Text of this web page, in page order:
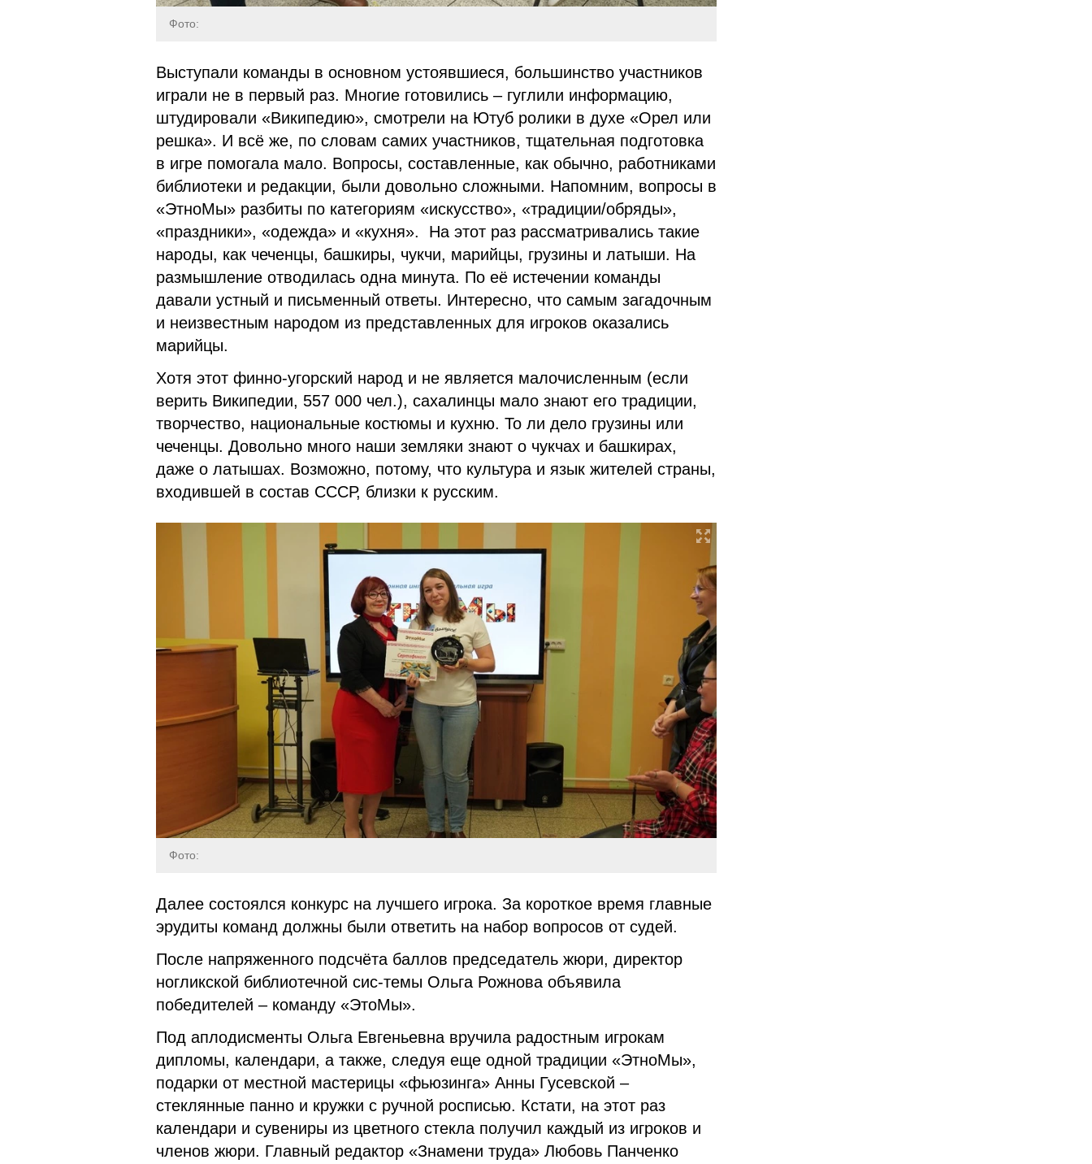
Фото:
Выступали команды в основном устоявшиеся, большинство участников
играли не в первый раз. Многие готовились – гуглили информацию,
штудировали «Википедию», смотрели на Ютуб ролики в духе «Орел или
решка». И всё же, по словам самих участников, тщательная подготовка
в игре помогала мало. Вопросы, составленные, как обычно, работниками
библиотеки и редакции, были довольно сложными. Напомним, вопросы в
«ЭтноМы» разбиты по категориям «искусство», «традиции/обряды»,
«праздники», «одежда» и «кухня». На этот раз рассматривались такие
народы, как чеченцы, башкиры, чукчи, марийцы, грузины и латыши. На
размышление отводилась одна минута. По её истечении команды
давали устный и письменный ответы. Интересно, что самым загадочным
и неизвестным народом из представленных для игроков оказались
марийцы.
Хотя этот финно-угорский народ и не является малочисленным (если
верить Википедии, 557 000 чел.), сахалинцы мало знают его традиции,
творчество, национальные костюмы и кухню. То ли дело грузины или
чеченцы. Довольно много наши земляки знают о чукчах и башкирах,
даже о латышах. Возможно, потому, что культура и язык жителей страны,
входившей в состав СССР, близки к русским.
Фото:
Далее состоялся конкурс на лучшего игрока. За короткое время главные
эрудиты команд должны были ответить на набор вопросов от судей.
После напряженного подсчёта баллов председатель жюри, директор
ногликской библиотечной сис-темы Ольга Рожнова объявила
победителей – команду «ЭтоМы».
Под аплодисменты Ольга Евгеньевна вручила радостным игрокам
дипломы, календари, а также, следуя еще одной традиции «ЭтноМы»,
подарки от местной мастерицы «фьюзинга» Анны Гусевской –
стеклянные панно и кружки с ручной росписью. Кстати, на этот раз
календари и сувениры из цветного стекла получил каждый из игроков и
членов жюри. Главный редактор «Знамени труда» Любовь Панченко